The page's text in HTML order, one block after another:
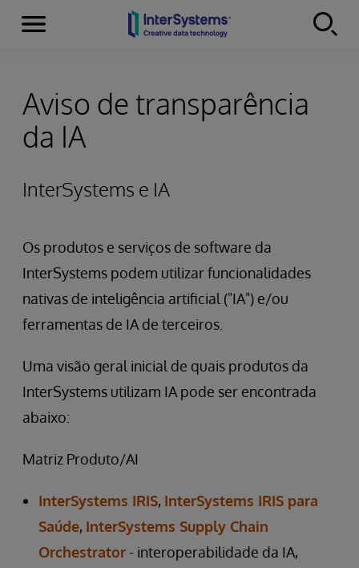
Skip to content
Menu
Aviso de transparência
da IA
InterSystems e IA
Os produtos e serviços de software da
InterSystems podem utilizar funcionalidades
nativas de inteligência artificial ("IA") e/ou
ferramentas de IA de terceiros.
Uma visão geral inicial de quais produtos da
InterSystems utilizam IA pode ser encontrada
abaixo:
Matriz Produto/AI
InterSystems IRIS, InterSystems IRIS para
Saúde, InterSystems Supply Chain
Orchestrator- interoperabilidade da IA,